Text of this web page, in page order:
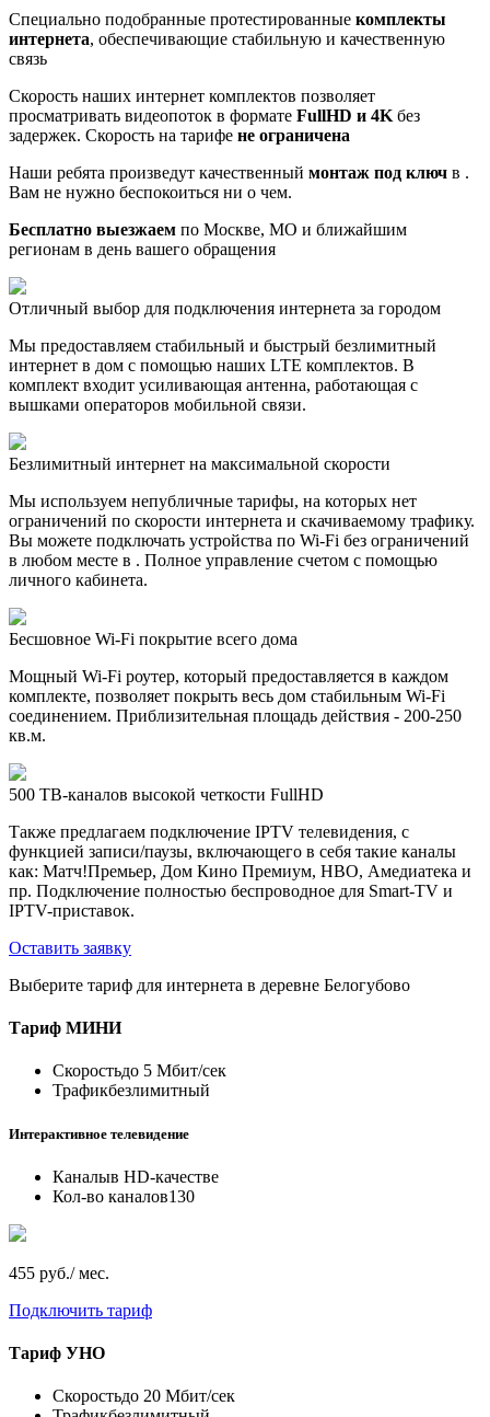
Специально подобранные протестированные комплекты
интернета, обеспечивающие стабильную и качественную
связь
Скорость наших интернет комплектов позволяет
просматривать видеопоток в формате FullHD и 4K без
задержек. Скорость на тарифе не ограничена
Наши ребята произведут качественный монтаж под ключ в .
Вам не нужно беспокоиться ни о чем.
Бесплатно выезжаем по Москве, МО и ближайшим
регионам в день вашего обращения
Отличный выбор для подключения интернета за городом
Мы предоставляем стабильный и быстрый безлимитный
интернет в дом с помощью наших LTE комплектов. В
комплект входит усиливающая антенна, работающая с
вышками операторов мобильной связи.
Безлимитный интернет на максимальной скорости
Мы используем непубличные тарифы, на которых нет
ограничений по скорости интернета и скачиваемому трафику.
Вы можете подключать устройства по Wi-Fi без ограничений
в любом месте в . Полное управление счетом с помощью
личного кабинета.
Бесшовное Wi-Fi покрытие всего дома
Мощный Wi-Fi роутер, который предоставляется в каждом
комплекте, позволяет покрыть весь дом стабильным Wi-Fi
соединением. Приблизительная площадь действия - 200-250
кв.м.
500 ТВ-каналов высокой четкости FullHD
Также предлагаем подключение IPTV телевидения, с
функцией записи/паузы, включающего в себя такие каналы
как: Матч!Премьер, Дом Кино Премиум, HBO, Амедиатека и
пр. Подключение полностью беспроводное для Smart-TV и
IPTV-приставок.
Оставить заявку
Выберите тариф для интернета в деревне Белогубово
Тариф МИНИ
Скоростьдо 5 Мбит/сек
Трафикбезлимитный
Интерактивное телевидение
Каналыв HD-качестве
Кол-во каналов130
455 руб./ мес.
Подключить тариф
Тариф УНО
Скоростьдо 20 Мбит/сек